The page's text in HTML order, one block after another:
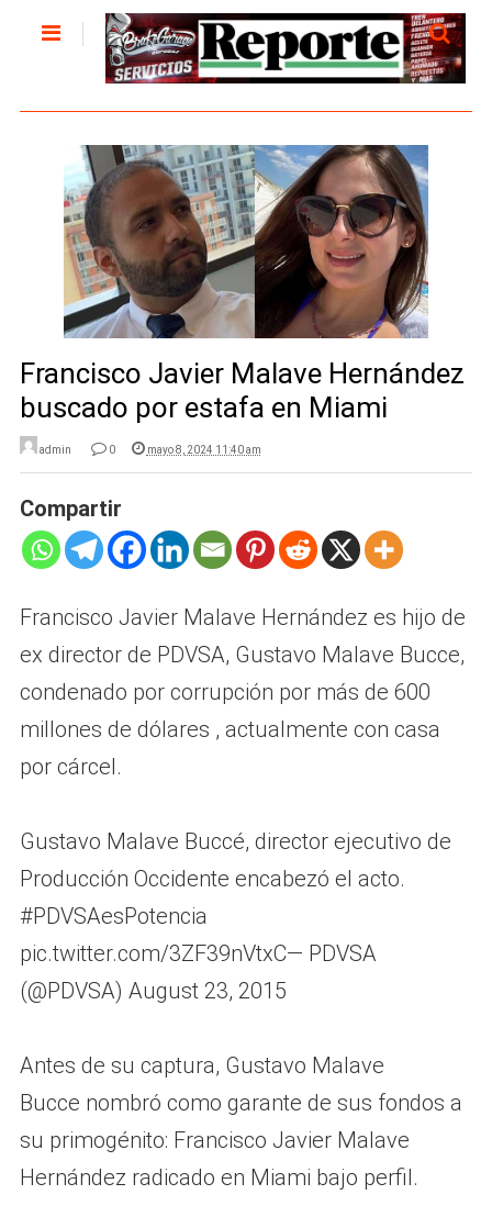
Francisco Javier Malave Hernández
buscado por estafa en Miami
admin 0 mayo 8, 2024 11:40 am
Compartir
Francisco Javier Malave Hernández es hijo de
ex director de PDVSA, Gustavo Malave Bucce,
condenado por corrupción por más de 600
millones de dólares , actualmente con casa
por cárcel.
Gustavo Malave Buccé, director ejecutivo de
Producción Occidente encabezó el acto.
#PDVSAesPotencia
pic.twitter.com/3ZF39nVtxC— PDVSA
(@PDVSA) August 23, 2015
Antes de su captura, Gustavo Malave
Bucce nombró como garante de sus fondos a
su primogénito: Francisco Javier Malave
Hernández radicado en Miami bajo perfil.